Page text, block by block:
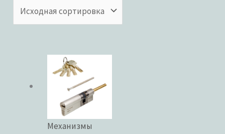
Категории товаров
Механизмы